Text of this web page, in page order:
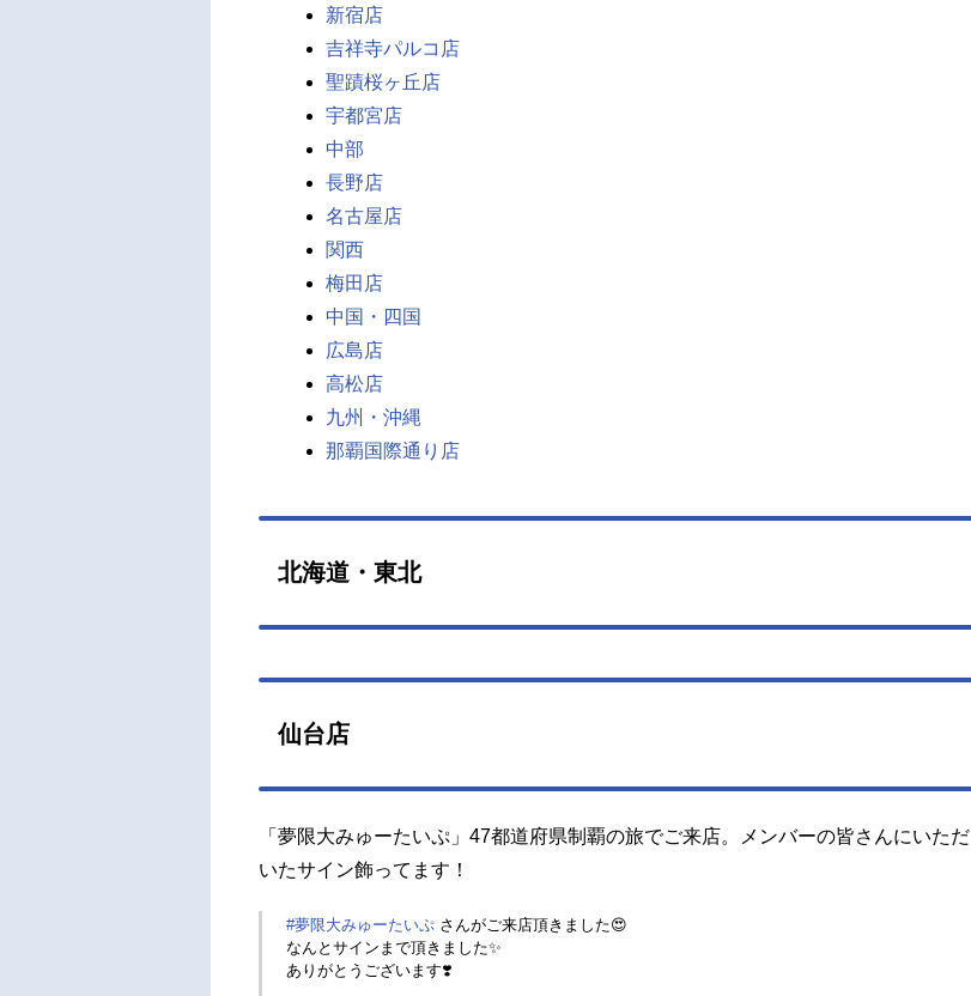
新宿店
吉祥寺パルコ店
聖蹟桜ヶ丘店
宇都宮店
中部
長野店
名古屋店
関西
梅田店
中国・四国
広島店
高松店
九州・沖縄
那覇国際通り店
北海道・東北
仙台店
「夢限大みゅーたいぷ」47都道府県制覇の旅でご来店。メンバーの皆さんにいただ
いたサイン飾ってます！
#夢限大みゅーたいぷさんがご来店頂きました😍
なんとサインまで頂きました✨
ありがとうございます❣️